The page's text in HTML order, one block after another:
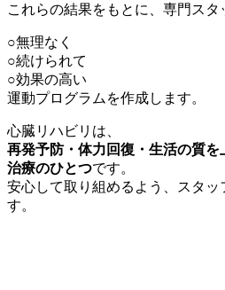
これらの結果をもとに、専門スタ
○無理なく
○続けられて
○効果の高い
運動プログラムを作成します。
心臓リハビリは、
再発予防・体力回復・生活の質
治療のひとつです。
安心して取り組めるよう、スタッ
す。